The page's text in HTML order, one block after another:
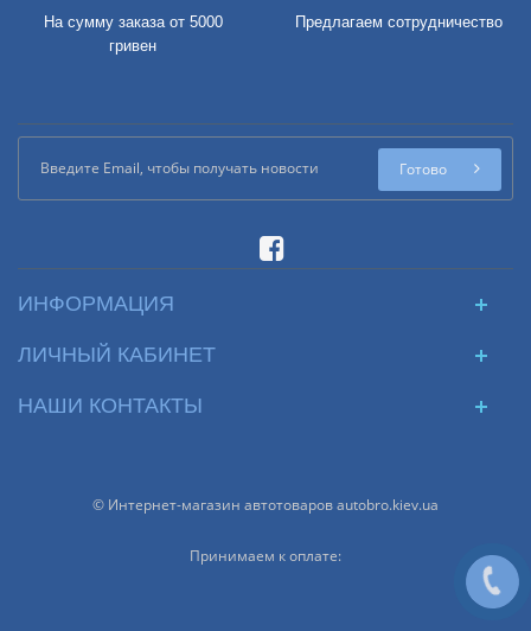
На сумму заказа от 5000
гривен
Предлагаем сотрудничество
Готово
ИНФОРМАЦИЯ
ЛИЧНЫЙ КАБИНЕТ
НАШИ КОНТАКТЫ
© Интернет-магазин автотоваров autobro.kiev.ua
Принимаем к оплате: